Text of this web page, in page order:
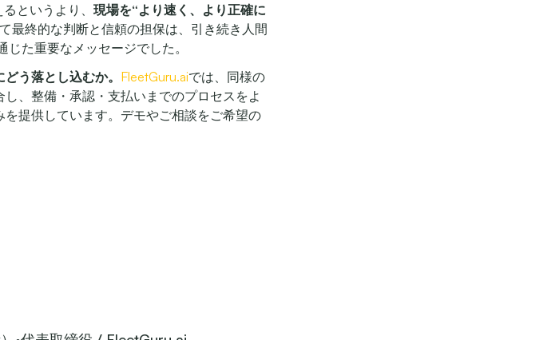
というより、 現場を“より速く、より正確に
最終的な判断と信頼の担保は、引き続き人間
た重要なメッセージでした。
う落とし込むか。 FleetGuru.aiでは、同様の
、整備・承認・支払いまでのプロセスをよ
提供しています。デモやご相談をご希望の